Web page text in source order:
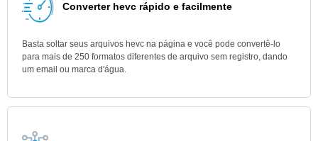
Converter hevc rápido e facilmente
Basta soltar seus arquivos hevc na página e você pode convertê-lo
para mais de 250 formatos diferentes de arquivo sem registro, dando
um email ou marca d'água.